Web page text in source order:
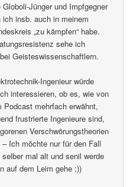
Jünger und Impfgegner
insb. auch in meinem
„zu kämpfen“ habe.
sehe ich
Geisteswissenschaftlern.
Ingenieur würde
interessieren, ob es, wie von
Podcast mehrfach erwähnt,
frustrierte Ingenieure sind,
Verschwörungstheorien
Ich möchte nur für den Fall
mal alt und senil werde
auf dem Leim gehe ;))